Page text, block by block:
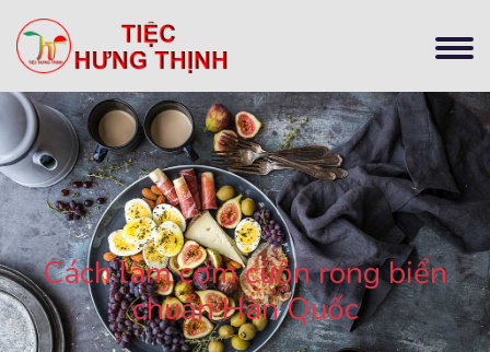
Cách làm cơm cuộn rong biển
chuẩn Hàn Quốc